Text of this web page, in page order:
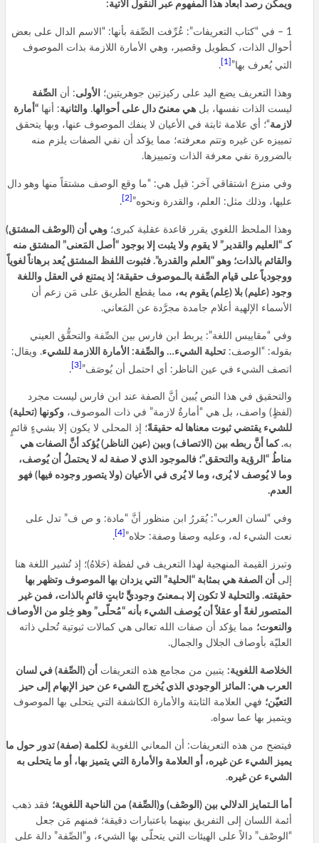
ويمكن رصد أبعاد هذا المفهوم عبر النقول الآتية:
1 – في “كتاب التعريفات”: عُرِّفت الصِّفة بأنها: “الاسم الدال على بعض
أحوال الذات، كـطويل وقصير، وهي الأمارة اللازمة بذات الموصوف
التي يُعرف بها”
.
وهذا التعريف يضع اليد على ركيزتين جوهريتين؛ الأولى: أن
الصِّفة
ليست الذات نفسها، بل هي معنىً دال على أحوالها. والثانية: أنها “أمارة
لازمة“؛ أي علامة ثابتة في الأعيان لا ينفك الموصوف عنها، وبها يتحقق
تمييزه عن غيره وتتم معرفته؛ مما يؤكد أن نفي الصفات يلزم منه
بالضرورة نفي معرفة الذات وتمييزها.
وفي منزع اشتقاقي آخر: قيل هي: “ما وقع الوصف مشتقاً منها وهو دال
عليها، وذلك مثل: العلم، والقدرة ونحوه”
.
وهذا الملحظ اللغوي يقرر قاعدة عقلية كبرى؛ وهي أن (الوصْف المشتق)
كـ “العليم والقدير” لا يقوم ولا يثبت إلا بوجود “أصل المَعنى” المشتق منه
والقائم بالذات؛ وهو “العلم والقدرة”. فثبوت اللفظ المشتق يُعد برهاناً لغوياً
ووجودياً على قيام الصِّفة بالـموصوف حقيقة؛ إذ يمتنع في العقل واللغة
وجود (عليم) بلا (عِلم) يقوم به، مما يقطع الطريق على مَن زعم أن
الأسماء الإلهية أعلام جامدة مجرَّدة عن المَعاني.
وفي “مقاييس اللغة”: يربط ابن فارس بين الصِّفة والتحقُّق العيني
بقوله: “الوصف: تحلية الشيء… والصِّفة: الأمارة اللازمة للشيء. ويقال:
اتصف الشيء في عين الناظر: أي احتمل أن يُوصَف”
.
والتحقيق في هذا النص يُبين أنَّ الصفة عند ابن فارس ليست مجرد
(لفظٍ) واصف، بل هي “أمارةٌ لازمة” في ذات الموصوف، وكونها (تحلية)
للشيء يقتضي ثبوت معناها له حقيقةً؛ إذ المحلى لا يكون إلا بشيءٍ قائمٍ
به. كما أنَّ ربطه بين (الاتصاف) وبين (عين الناظر) يُؤكد أنَّ الصفات هي
مناطُ “الرؤية والتحقق”؛ فالموجود الذي لا صفة له لا يحتملُ أن يُوصف،
وما لا يُوصف لا يُرى، وما لا يُرى في الأعيان (ولا يتصور وجوده فيها) فهو
العدم.
وفي “لسان العرب”: يُقررُ ابن منظور أنَّ “مادة: و ص ف” تدل على
نعت الشيء له، وعليه وصفا وصفة: حلاه”
.
وتبرز القيمة المنهجية لهذا التعريف في لفظة (حَلاهُ)؛ إذ تُشير اللغة هنا
إلى
أن الصفة هي بمثابة “الحلية” التي يزدان بها الموصوف وتظهر بها
حقيقته. والتحلية لا تكون إلا بـمعنىً وجوديٍّ ثابتٍ قائمٍ بالذات، فمن غير
المتصور لغةً أو عقلاً أن يُوصف الشيء بأنه “مُحلّى” وهو خِلو من الأوصاف
والنعوت؛ مما يؤكد أن صفات الله تعالى هي كمالات ثبوتية تُحلي ذاته
العليّة بأوصاف الجلال والجمال.
الخلاصة اللغوية: يتبين من مجامع هذه التعريفات
أن (الصِّفة) في لسان
العرب هي: المائز الوجودي الذي يُخرج الشيء عن حيز الإبهام إلى حيز
التعيّن؛ فهي العلامة الثابتة والأمارة الكاشفة التي يتحلى بها الموصوف
ويتميز بها عما سواه.
فيتضح من هذه التعريفات: أن المعاني اللغوية لكلمة (صفة) تدور حول ما
يميز الشيء عن غيره، أو العلامة والأمارة التي يتميز بها، أو ما يتحلى به
الشيء عن غيره.
أما الـتمايز الدلالي بين (الوصْف) و(الصِّفة) من الناحية اللغوية؛ فقد ذهب
أئمة اللسان إلى التفريق بينهما باعتبارات دقيقة؛ فمنهم مَن جعل
“الوصْف” دالاً على الهيئات التي يتحلّى بها الشيء، و”الصِّفة” دالة على